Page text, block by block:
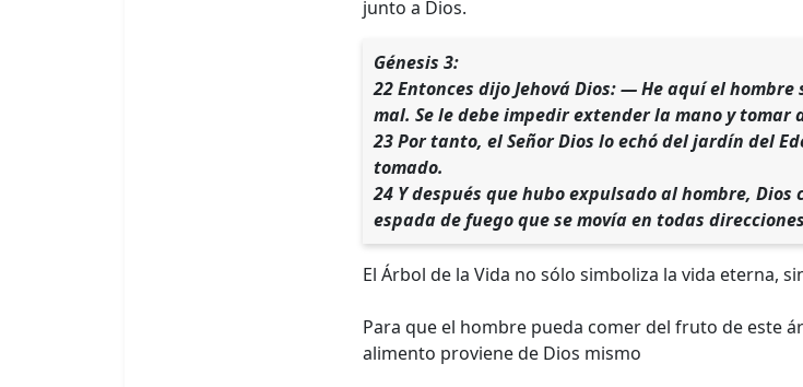
junto a Dios.
Génesis 3:
22 Entonces dijo Jehová Dios: — He aquí el
mal. Se le debe impedir extender la mano y
23 Por tanto, el Señor Dios lo echó del jardín del
tomado.
24 Y después que hubo expulsado al hombre,
espada de fuego que se movía en todas
El Árbol de la Vida no sólo simboliza la vida eterna,
Para que el hombre pueda comer del fruto de este
alimento proviene de Dios mismo